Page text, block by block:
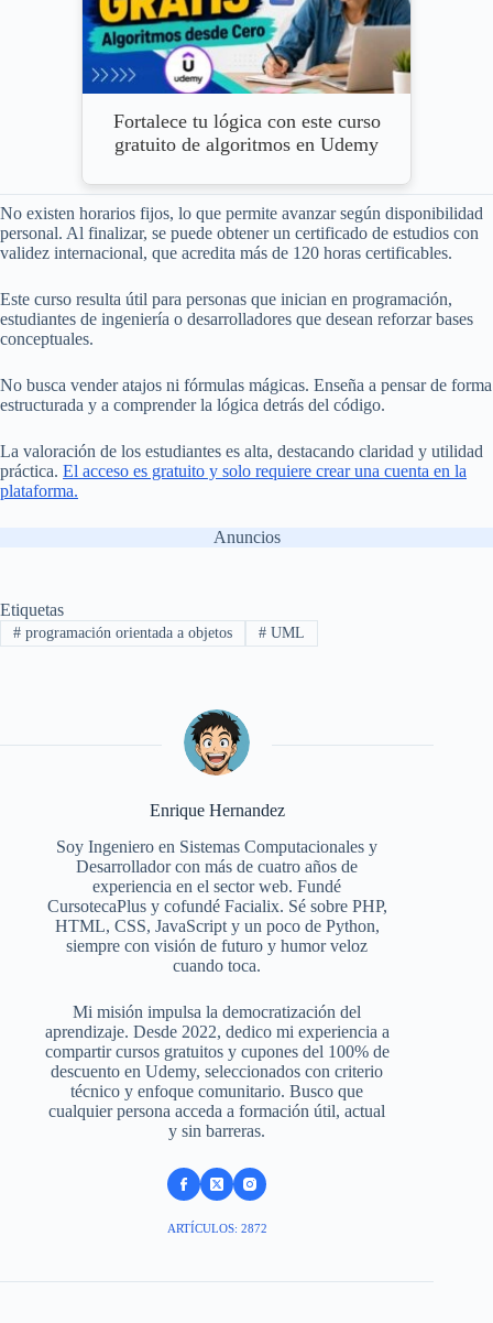
Fortalece tu lógica con este curso
gratuito de algoritmos en Udemy
No existen horarios fijos, lo que permite avanzar según disponibilidad
personal. Al finalizar, se puede obtener un certificado de estudios con
validez internacional, que acredita más de 120 horas certificables.
Este curso resulta útil para personas que inician en programación,
estudiantes de ingeniería o desarrolladores que desean reforzar bases
conceptuales.
No busca vender atajos ni fórmulas mágicas. Enseña a pensar de forma
estructurada y a comprender la lógica detrás del código.
La valoración de los estudiantes es alta, destacando claridad y utilidad
práctica. El acceso es gratuito y solo requiere crear una cuenta en la
plataforma.
Anuncios
Etiquetas
#programación orientada a objetos #UML
Enrique Hernandez
Soy Ingeniero en Sistemas Computacionales y
Desarrollador con más de cuatro años de
experiencia en el sector web. Fundé
CursotecaPlus y cofundé Facialix. Sé sobre PHP,
HTML, CSS, JavaScript y un poco de Python,
siempre con visión de futuro y humor veloz
cuando toca.
Mi misión impulsa la democratización del
aprendizaje. Desde 2022, dedico mi experiencia a
compartir cursos gratuitos y cupones del 100% de
descuento en Udemy, seleccionados con criterio
técnico y enfoque comunitario. Busco que
cualquier persona acceda a formación útil, actual
y sin barreras.
ARTÍCULOS: 2872